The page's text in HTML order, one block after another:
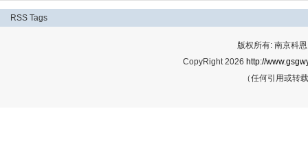
RSS Tags
版权所有: 南京科
CopyRight 2026 http://
（任何引用或转